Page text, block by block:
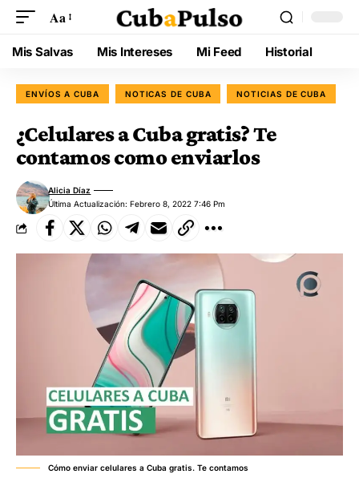
Aa
Mis Salvas Mis Intereses Mi Feed Historial
ENVÍOS A CUBA NOTICAS DE CUBA NOTICIAS DE CUBA
¿Celulares a Cuba gratis? Te
contamos como enviarlos
Última Actualización: Febrero 8, 2022 7:46 Pm
Alicia Díaz
Cómo enviar celulares a Cuba gratis. Te contamos